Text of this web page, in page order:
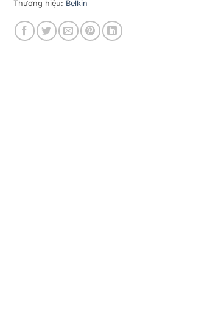
Thương hiệu: Belkin